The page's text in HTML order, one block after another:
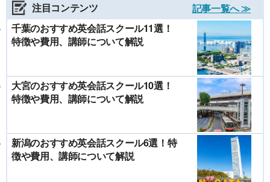
注目コンテンツ
記事一覧へ ≫
千葉のおすすめ英会話スクール11選！
特徴や費用、講師について解説
大宮のおすすめ英会話スクール10選！
特徴や費用、講師について解説
新潟のおすすめ英会話スクール6選！特
徴や費用、講師について解説